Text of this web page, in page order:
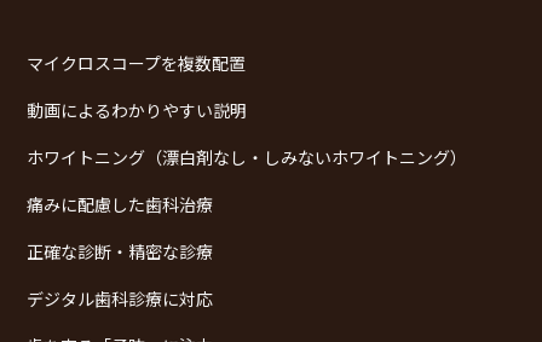
マイクロスコープを複数配置
動画によるわかりやすい説明
ホワイトニング（漂白剤なし・しみないホワイトニング）
痛みに配慮した歯科治療
正確な診断・精密な診療
デジタル歯科診療に対応